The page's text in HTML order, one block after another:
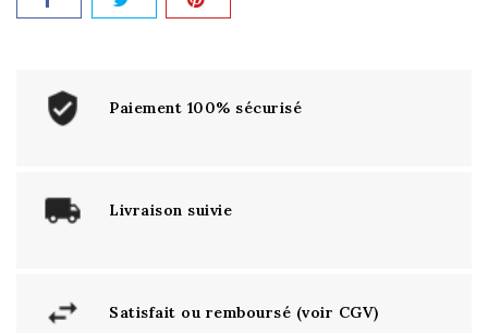
Paiement 100% sécurisé
Livraison suivie
Satisfait ou remboursé (voir CGV)